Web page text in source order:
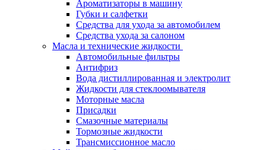
Ароматизаторы в машину
Губки и салфетки
Средства для ухода за автомобилем
Средства ухода за салоном
Масла и технические жидкости
Автомобильные фильтры
Антифриз
Вода дистиллированная и электролит
Жидкости для стеклоомывателя
Моторные масла
Присадки
Смазочные материалы
Тормозные жидкости
Трансмиссионное масло